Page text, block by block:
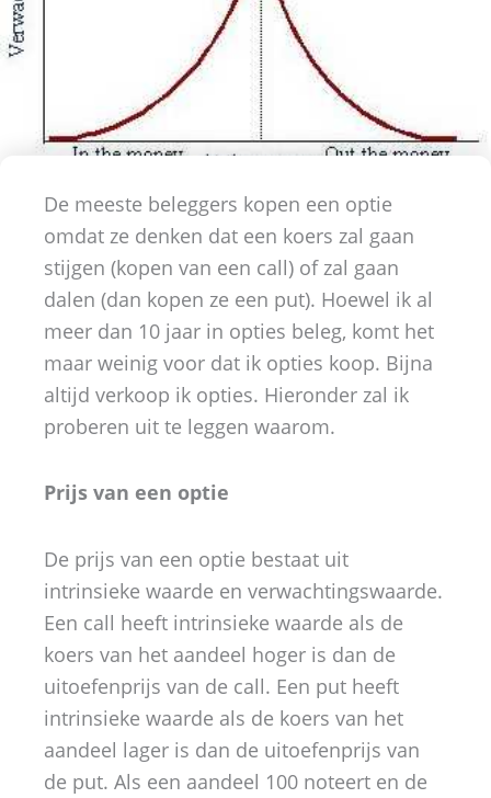
De meeste beleggers kopen een optie
omdat ze denken dat een koers zal gaan
stijgen (kopen van een call) of zal gaan
dalen (dan kopen ze een put). Hoewel ik al
meer dan 10 jaar in opties beleg, komt het
maar weinig voor dat ik opties koop. Bijna
altijd verkoop ik opties. Hieronder zal ik
proberen uit te leggen waarom.
Prijs van een optie
De prijs van een optie bestaat uit
intrinsieke waarde en verwachtingswaarde.
Een call heeft intrinsieke waarde als de
koers van het aandeel hoger is dan de
uitoefenprijs van de call. Een put heeft
intrinsieke waarde als de koers van het
aandeel lager is dan de uitoefenprijs van
de put. Als een aandeel 100 noteert en de